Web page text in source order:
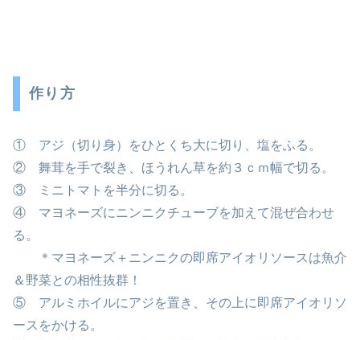
作り方
① アジ（切り身）をひとくち大に切り、塩をふる。
② 舞茸を手で裂き、ほうれん草を約３ｃｍ幅で切る。
③ ミニトマトを半分に切る。
④ マヨネーズにニンニクチューブを加えて混ぜ合わせ
る。
＊マヨネーズ＋ニンニクの即席アイオリソースは魚介
＆野菜との相性抜群！
⑤ アルミホイルにアジを置き、その上に即席アイオリソ
ースをかける。